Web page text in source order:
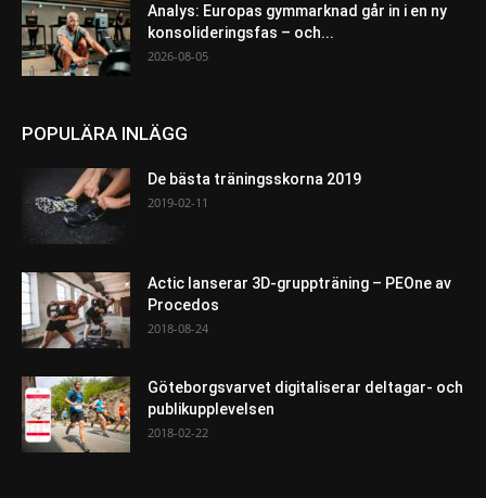
Analys: Europas gymmarknad går in i en ny
konsolideringsfas – och...
2026-08-05
POPULÄRA INLÄGG
De bästa träningsskorna 2019
2019-02-11
Actic lanserar 3D-gruppträning – PEOne av
Procedos
2018-08-24
Göteborgsvarvet digitaliserar deltagar- och
publikupplevelsen
2018-02-22